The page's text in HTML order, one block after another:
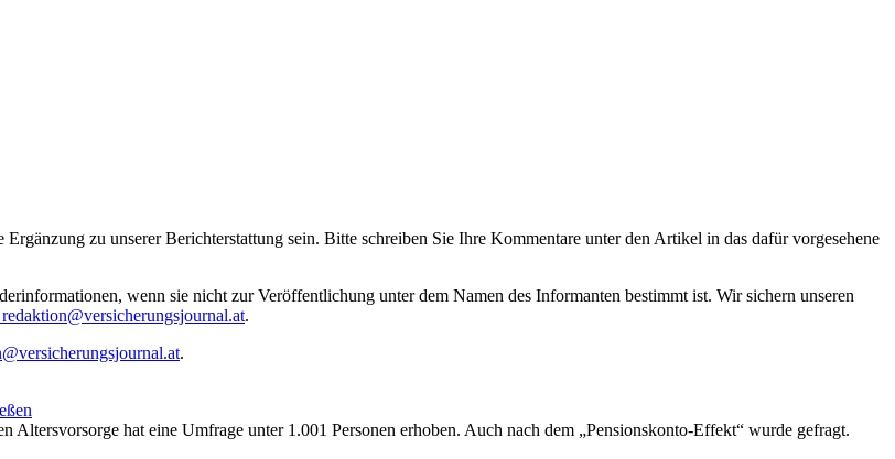
zu unserer Berichterstattung sein. Bitte schreiben Sie Ihre Kommentare unter den Artikel in das dafür vorgesehene
wenn sie nicht zur Veröffentlichung unter dem Namen des Informanten bestimmt ist. Wir sichern unseren
redaktion@versicherungsjournal.at.
.
Altersvorsorge hat eine Umfrage unter 1.001 Personen erhoben. Auch nach dem „Pensionskonto-Effekt“ wurde gefragt.